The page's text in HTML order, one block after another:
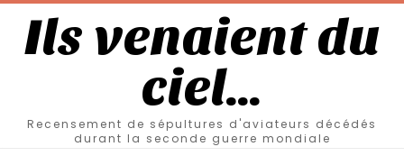
Ils venaient du
ciel…
Recensement de sépultures d'aviateurs décédés
durant la seconde guerre mondiale